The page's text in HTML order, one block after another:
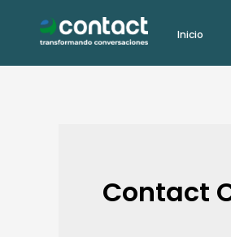
contenido
Inicio
Contact